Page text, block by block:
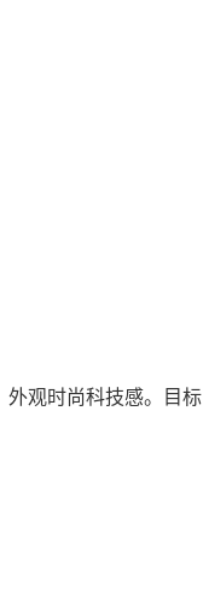
外观时尚科技感。目标